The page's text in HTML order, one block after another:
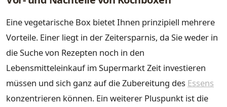
Eine vegetarische Box bietet Ihnen prinzipiell mehrere
Vorteile. Einer liegt in der Zeitersparnis, da Sie weder in
die Suche von Rezepten noch in den
Lebensmitteleinkauf im Supermarkt Zeit investieren
müssen und sich ganz auf die Zubereitung des Essens
konzentrieren können. Ein weiterer Pluspunkt ist die